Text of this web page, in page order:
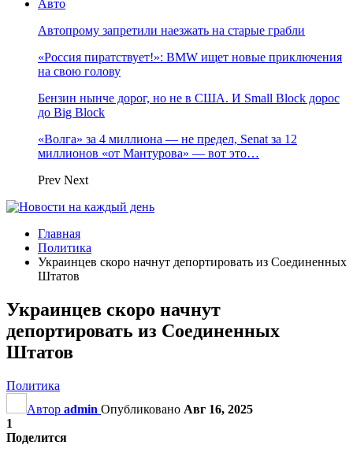
Авто
Автопрому запретили наезжать на старые грабли
«Россия пиратствует!»: BMW ищет новые приключения
на свою голову
Бензин нынче дорог, но не в США. И Small Block дорос
до Big Block
«Волга» за 4 миллиона — не предел, Senat за 12
миллионов «от Мантурова» — вот это…
Prev Next
Главная
Политика
Украинцев скоро начнут депортировать из Соединенных
Штатов
Украинцев скоро начнут
депортировать из Соединенных
Штатов
Политика
Автор admin Опубликовано Авг 16, 2025
1
Поделится